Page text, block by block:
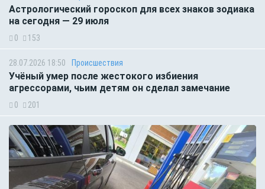
Астрологический гороскоп для всех знаков зодиака
на сегодня — 29 июля
0 153
28.07.2026 18:50 Происшествия
Учёный умер после жестокого избиения
агрессорами, чьим детям он сделал замечание
0 201